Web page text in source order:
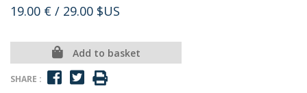
19.00 € / 29.00 $US
Add to basket
SHARE :